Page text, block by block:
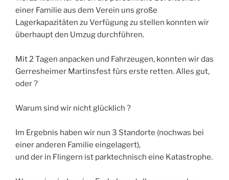
einer Familie aus dem Verein uns große
Lagerkapazitäten zu Verfügung zu stellen konnten wir
überhaupt den Umzug durchführen.
Mit 2 Tagen anpacken und Fahrzeugen, konnten wir das
Gerresheimer Martinsfest fürs erste retten. Alles gut,
oder ?
Warum sind wir nicht glücklich ?
Im Ergebnis haben wir nun 3 Standorte (nochwas bei
einer anderen Familie eingelagert),
und der in Flingern ist parktechnisch eine Katastrophe.